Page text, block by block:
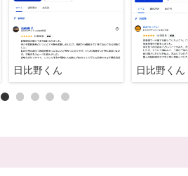
日比野くん 日比野くん